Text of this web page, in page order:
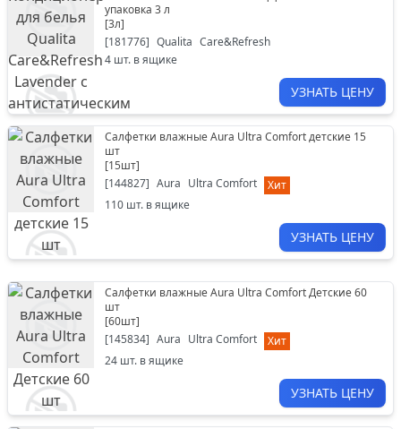
упаковка 3 л
[3л]
[181776] Qualita Care&Refresh
4 шт. в ящике
УЗНАТЬ ЦЕНУ
Салфетки влажные Aura Ultra Comfort детские 15
шт
[15шт]
[144827] Aura Ultra Comfort
Хит
110 шт. в ящике
УЗНАТЬ ЦЕНУ
Салфетки влажные Aura Ultra Comfort Детские 60
шт
[60шт]
[145834] Aura Ultra Comfort
Хит
24 шт. в ящике
УЗНАТЬ ЦЕНУ